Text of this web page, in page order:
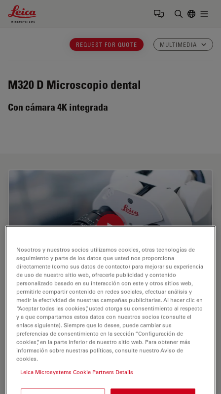
Leica Microsystems Logo
REQUEST FOR QUOTE MULTIMEDIA
M320 D Microscopio dental
Con cámara 4K integrada
M320 Dental Microscope with 4K Camera and
Leica View App
Inspired by and developed for dentists
Enjoy high-end visualization during surgical and non-
surgical dental procedures, benefit from increased
physical comfort, and show your expertise to peers and
Nosotros y nuestros socios utilizamos cookies, otras tecnologías de
seguimiento y parte de los datos que usted nos proporciona
directamente (como sus datos de contacto) para mejorar su experiencia
de uso de nuestro sitio web, ofrecerle publicidad y contenido
personalizado basado en su interacción con este y otros sitios web,
permitirle compartir contenido en redes sociales, efectuar análisis y
medir la efectividad de nuestras campañas publicitarias. Al hacer clic en
“Aceptar todas las cookies”, usted otorga su consentimiento al respecto
y a que compartamos estos datos con nuestros socios (consulte el
enlace siguiente). Siempre que lo desee, puede cambiar sus
preferencias de consentimiento en la sección “Configuración de
cookies”, en la parte inferior de nuestro sitio web. Para obtener más
información sobre nuestras políticas, consulte nuestro Aviso de
cookies.
Leica Microsystems Cookie Partners Details